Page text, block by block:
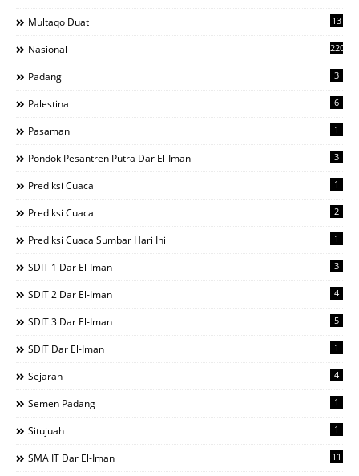
Multaqo Duat
13
Nasional 220
Padang 3
Palestina 6
Pasaman 1
Pondok Pesantren Putra Dar El-Iman 3
Prediksi Cuaca 1
Prediksi Cuaca 2
Prediksi Cuaca Sumbar Hari Ini 1
SDIT 1 Dar El-Iman 3
SDIT 2 Dar El-Iman 4
SDIT 3 Dar El-Iman 5
SDIT Dar El-Iman 1
Sejarah 4
Semen Padang 1
Situjuah 1
SMA IT Dar El-Iman 11